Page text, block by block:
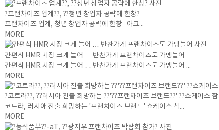
?프랜차이즈 업계??, ??청년 창업자 공략에 한창?
프랜차이즈 업계, 청년 창업자 공략에 한창 아크...
MORE
간편식 HMR 시장 크게 늘어 … 반찬가게 프랜차이즈도 가맹늘어
간편식 HMR 시장 크게 늘어 … 반찬가게 프랜차이즈도 가맹늘어 ...
MORE
?코트라??, ??러시아 진출 희망하는 ??'??프랜차이즈 브랜드??' ??쇼케이스
코트라, 러시아 진출 희망하는 '프랜차이즈 브랜드' 쇼케이스 참...
MORE